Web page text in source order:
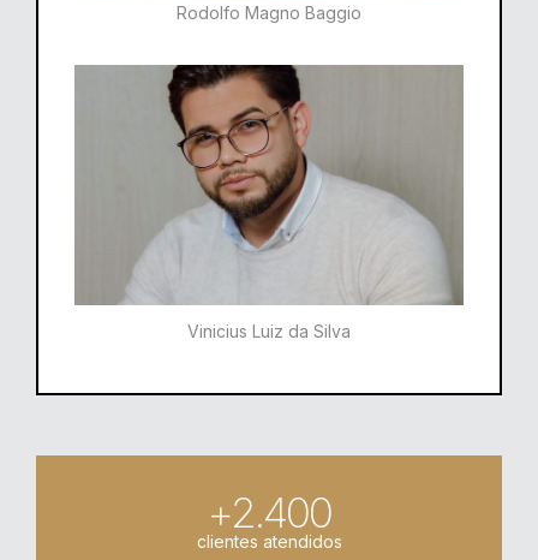
Rodolfo Magno Baggio​​
Vinicius Luiz da Silva
+2.400
clientes atendidos